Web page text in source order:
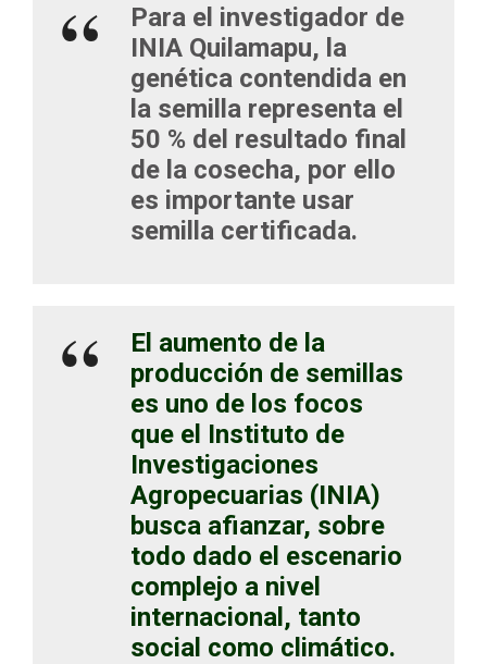
Para el investigador de
INIA Quilamapu, la
genética contendida en
la semilla representa el
50 % del resultado final
de la cosecha, por ello
es importante usar
semilla certificada.
El aumento de la
producción de semillas
es uno de los focos
que el Instituto de
Investigaciones
Agropecuarias (INIA)
busca afianzar, sobre
todo dado el escenario
complejo a nivel
internacional, tanto
social como climático.